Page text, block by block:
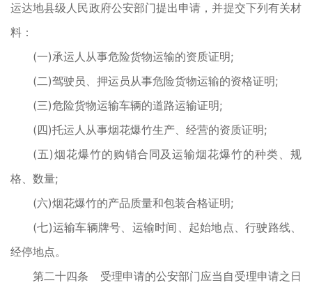
运达地县级人民政府公安部门提出申请，并提交下列有关材
料：
(一)承运人从事危险货物运输的资质证明;
(二)驾驶员、押运员从事危险货物运输的资格证明;
(三)危险货物运输车辆的道路运输证明;
(四)托运人从事烟花爆竹生产、经营的资质证明;
(五)烟花爆竹的购销合同及运输烟花爆竹的种类、规
格、数量;
(六)烟花爆竹的产品质量和包装合格证明;
(七)运输车辆牌号、运输时间、起始地点、行驶路线、
经停地点。
第二十四条 受理申请的公安部门应当自受理申请之日